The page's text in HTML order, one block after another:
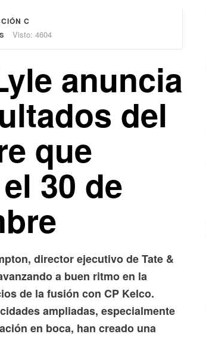
C
Visto: 4604
anuncia
del
que
30 de
director ejecutivo de Tate &
a buen ritmo en la
de la fusión con CP Kelco.
ampliadas, especialmente
en boca, han creado una